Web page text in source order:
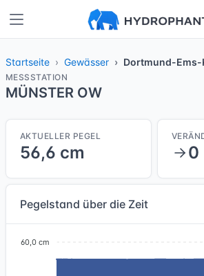
Startseite Gewässer Dortmund-Ems-
MESSSTATION
MÜNSTER OW
AKTUELLER PEGEL
56,6 cm 0
Pegelstand über die Zeit
60,0 cm